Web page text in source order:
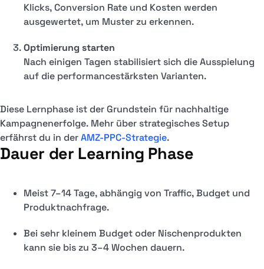
Klicks, Conversion Rate und Kosten werden
ausgewertet, um Muster zu erkennen.
Optimierung starten
Nach einigen Tagen stabilisiert sich die Ausspielung
auf die performancestärksten Varianten.
Diese Lernphase ist der Grundstein für nachhaltige
Kampagnenerfolge. Mehr über strategisches Setup
erfährst du in derAMZ-PPC-Strategie.
Dauer der Learning Phase
Meist 7–14 Tage, abhängig von Traffic, Budget und
Produktnachfrage.
Bei sehr kleinem Budget oder Nischenprodukten
kann sie bis zu 3–4 Wochen dauern.